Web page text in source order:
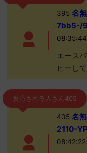
395名無
7bb5-/
エース
ピーし
反応される人さん405
405名無
2110-